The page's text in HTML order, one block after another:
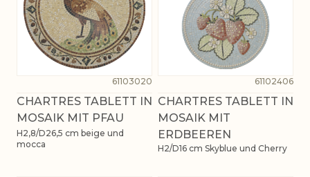
61103020
CHARTRES TABLETT IN
MOSAIK MIT PFAU
H2,8/D26,5 cm beige und
mocca
61102406
CHARTRES TABLETT IN
MOSAIK MIT
ERDBEEREN
H2/D16 cm Skyblue und Cherry